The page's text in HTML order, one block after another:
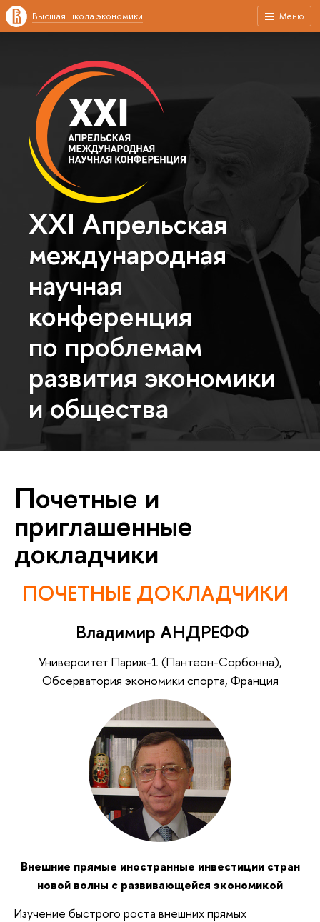
Меню
Высшая школа экономики
XXI Апрельская
международная
научная
конференция
по проблемам
развития экономики
и общества
Почетные и
приглашенные
докладчики
ПОЧЕТНЫЕ ДОКЛАДЧИКИ
Владимир АНДРЕФФ
Университет Париж-1 (Пантеон-Сорбонна),
Обсерватория экономики спорта, Франция
Внешние прямые иностранные инвестиции стран
новой волны с развивающейся экономикой
Изучение быстрого роста внешних прямых